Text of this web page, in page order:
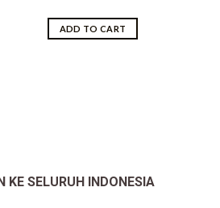
ADD TO CART
KE SELURUH INDONESIA